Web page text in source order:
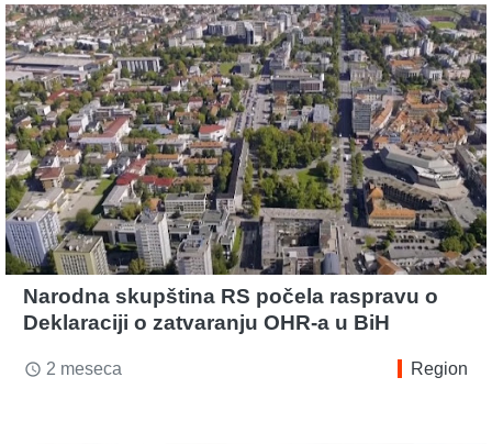
Narodna skupština RS počela raspravu o
Deklaraciji o zatvaranju OHR-a u BiH
access_time 2 meseca Region